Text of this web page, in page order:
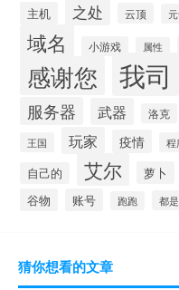
主机 之处 云顶
域名 小游戏 属性
感谢您 我司
服务器 武器 洛克
王国 玩家 疫情 程
自己的 艾尔 萝卜
谷物 账号 跑跑 都是
猜你想看的文章